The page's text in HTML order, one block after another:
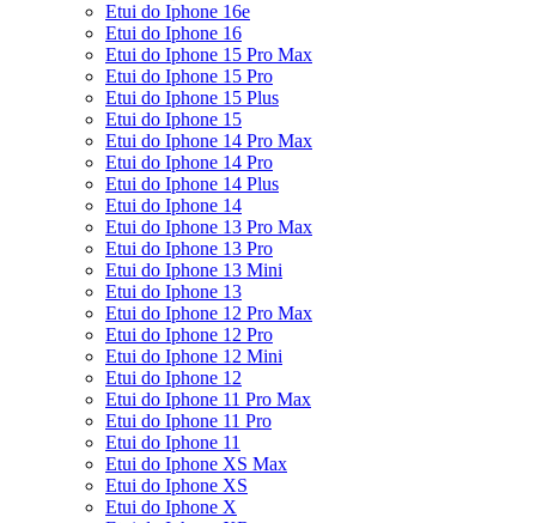
Etui do Iphone 16e
Etui do Iphone 16
Etui do Iphone 15 Pro Max
Etui do Iphone 15 Pro
Etui do Iphone 15 Plus
Etui do Iphone 15
Etui do Iphone 14 Pro Max
Etui do Iphone 14 Pro
Etui do Iphone 14 Plus
Etui do Iphone 14
Etui do Iphone 13 Pro Max
Etui do Iphone 13 Pro
Etui do Iphone 13 Mini
Etui do Iphone 13
Etui do Iphone 12 Pro Max
Etui do Iphone 12 Pro
Etui do Iphone 12 Mini
Etui do Iphone 12
Etui do Iphone 11 Pro Max
Etui do Iphone 11 Pro
Etui do Iphone 11
Etui do Iphone XS Max
Etui do Iphone XS
Etui do Iphone X